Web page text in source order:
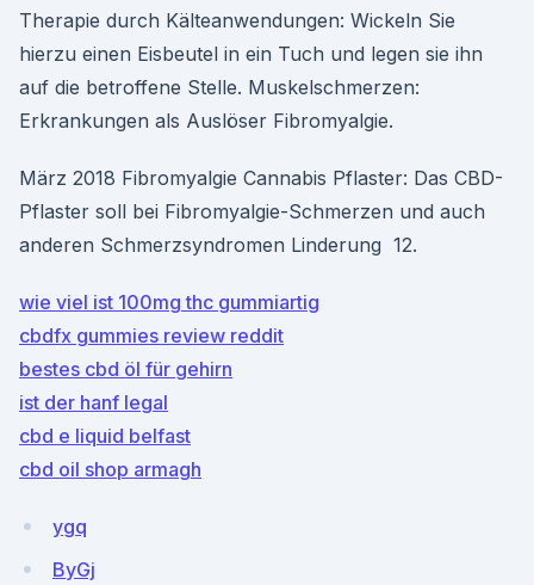
Therapie durch Kälteanwendungen: Wickeln Sie
hierzu einen Eisbeutel in ein Tuch und legen sie ihn
auf die betroffene Stelle. Muskelschmerzen:
Erkrankungen als Auslöser Fibromyalgie.
März 2018 Fibromyalgie Cannabis Pflaster: Das CBD-
Pflaster soll bei Fibromyalgie-Schmerzen und auch
anderen Schmerzsyndromen Linderung 12.
wie viel ist 100mg thc gummiartig
cbdfx gummies review reddit
bestes cbd öl für gehirn
ist der hanf legal
cbd e liquid belfast
cbd oil shop armagh
ygq
ByGj